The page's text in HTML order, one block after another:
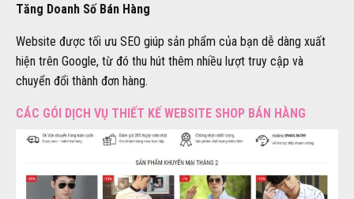
Tăng Doanh Số Bán Hàng
Website được tối ưu SEO giúp sản phẩm của bạn dễ dàng xuất
hiện trên Google, từ đó thu hút thêm nhiều lượt truy cập và
chuyển đổi thành đơn hàng.
CÁC GÓI DỊCH VỤ THIẾT KẾ WEBSITE SHOP BÁN HÀNG